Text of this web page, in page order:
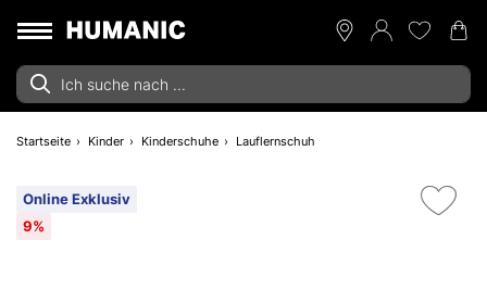
Startseite Kinder Kinderschuhe Lauflernschuh
Online Exklusiv
9%